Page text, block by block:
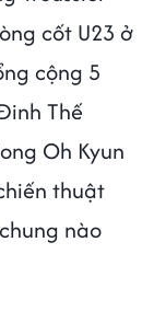
cốt U23 ở
cộng 5
Thế
Oh Kyun
thuật
nào